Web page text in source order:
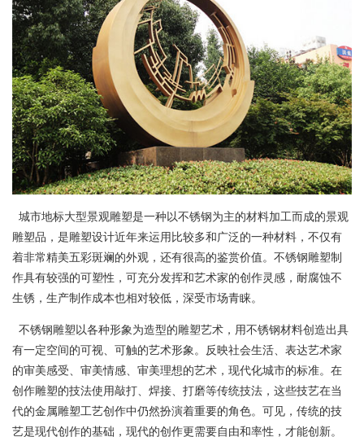
城市地标大型景观雕塑是一种以不锈钢为主的材料加工而成的景观
雕塑品，是雕塑设计近年来运用比较多和广泛的一种材料，不仅有
着非常精美五彩斑斓的外观，还有很高的鉴赏价值。不锈钢雕塑制
作具有较强的可塑性，可充分发挥和艺术家的创作灵感，耐腐蚀不
生锈，生产制作成本也相对较低，深受市场青睐。
不锈钢雕塑以各种形象为造型的雕塑艺术，用不锈钢材料创造出具
有一定空间的可视、可触的艺术形象。反映社会生活、表达艺术家
的审美感受、审美情感、审美理想的艺术，现代化城市的标准。在
创作雕塑的技法使用敲打、焊接、打磨等传统技法，这些技艺在当
代的金属雕塑工艺创作中仍然扮演着重要的角色。可见，传统的技
艺是现代创作的基础，现代的创作更需要自由和率性，才能创新。